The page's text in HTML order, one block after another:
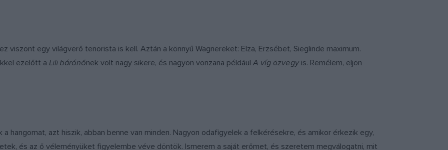
viszont egy világverő tenorista is kell. Aztán a könnyű Wagnereket: Elza, Erzsébet, Sieglinde maximum.
ezelőtt a Lili bárónőnek volt nagy sikere, és nagyon vonzana példáulA víg özvegy is. Remélem, eljön
a hangomat, azt hiszik, abban benne van minden. Nagyon odafigyelek a felkérésekre, és amikor érkezik egy,
és az ő véleményüket figyelembe véve döntök. Ismerem a saját erőmet, és szeretem megválogatni, mit